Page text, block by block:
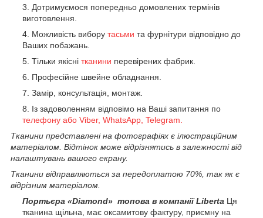
Дотримуємося попередньо домовлених термінів
виготовлення.
Можливість вибору тасьми та фурнітури відповідно до
Ваших побажань.
Тільки якісні тканини перевірених фабрик.
Професійне швейне обладнання.
Замір, консультація, монтаж.
Із задоволенням відповімо на Ваші запитання по
телефону або Viber, WhatsApp, Telegram.
Тканини представлені на фотографіях є ілюстраційним
матеріалом. Відтінок може відрізнятись в залежності від
налаштувань вашого екрану.
Тканини відправляються за передоплатою 70%, так як є
відрізним матеріалом.
Портьєра «Diamond» топова в компанії Liberta Ця
тканина щільна, має оксамитову фактуру, приємну на